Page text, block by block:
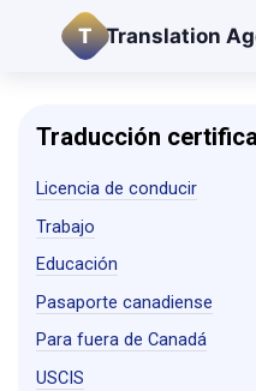
T Translation
Traducción
Licencia de conducir
Trabajo
Educación
Pasaporte canadiense
Para fuera de Canadá
USCIS